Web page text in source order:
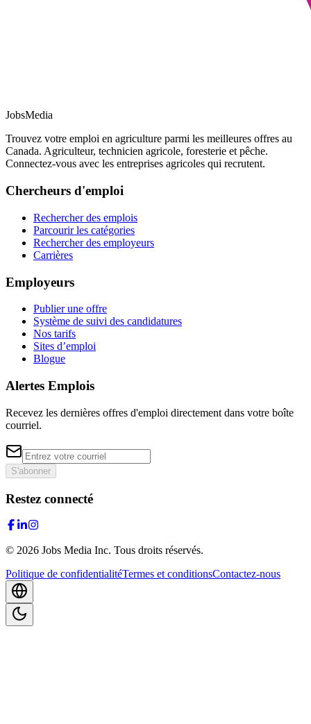
JobsMedia
Trouvez votre emploi en agriculture parmi les meilleures offres au
Canada. Agriculteur, technicien agricole, foresterie et pêche.
Connectez-vous avec les entreprises agricoles qui recrutent.
Chercheurs d'emploi
Rechercher des emplois
Parcourir les catégories
Rechercher des employeurs
Carrières
Employeurs
Publier une offre
Système de suivi des candidatures
Nos tarifs
Sites d’emploi
Blogue
Alertes Emplois
Recevez les dernières offres d'emploi directement dans votre boîte
courriel.
S'abonner
Restez connecté
© 2026 Jobs Media Inc. Tous droits réservés.
Politique de confidentialitéTermes et conditionsContactez-nous